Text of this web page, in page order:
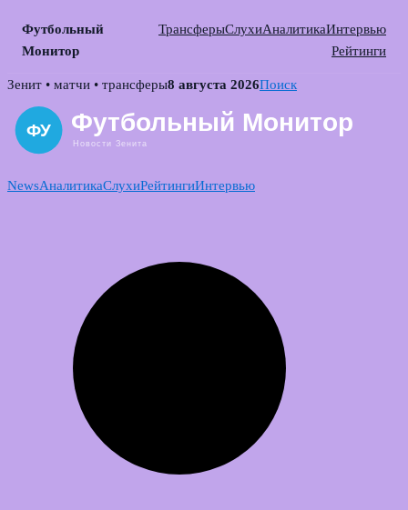
Футбольный
Монитор
ТрансферыСлухиАналитикаИнтервью
Рейтинги
Skip
content
Зенит • матчи • трансферы8 августа 2026Поиск
NewsАналитикаСлухиРейтингиИнтервью